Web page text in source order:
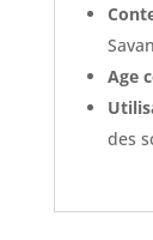
Age
des